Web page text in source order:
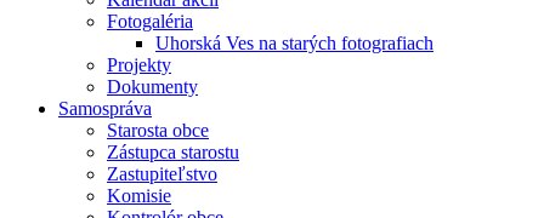
Fotogaléria
Uhorská Ves na starých fotografiach
Projekty
Dokumenty
Samospráva
Starosta obce
Zástupca starostu
Zastupiteľstvo
Komisie